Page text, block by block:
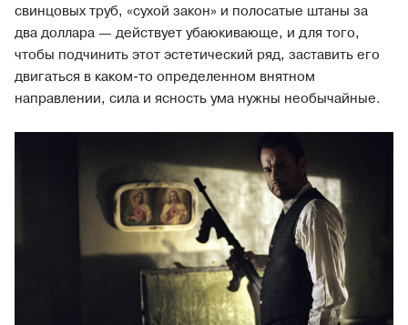
свинцовых труб, «сухой закон» и полосатые штаны за
два доллара — действует убаюкивающе, и для того,
чтобы подчинить этот эстетический ряд, заставить его
двигаться в каком-то определенном внятном
направлении, сила и ясность ума нужны необычайные.